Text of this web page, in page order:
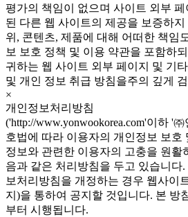
평가의 책임이 없으며 사이트 외부
된 다른 웹 사이트의 제공을 보증하
위, 콘텐츠, 제품에 대해 어떠한 책임
보 보호 정책 및 이용 약관을 포함하
귀하는 웹 사이트 외부 페이지 및 기
및 개인 정보 취급 방침을주의 깊게
×
개인정보처리방침
('http://www.yonwookorea.com'이하 '
호법에 따라 이용자의 개인정보 보호
정보와 관련한 이용자의 고충을 원활
음과 같은 처리방침을 두고 있습니다
보처리방침을 개정하는 경우 웹사이
지)을 통하여 공지할 것입니다. 본 방
부터 시행됩니다.